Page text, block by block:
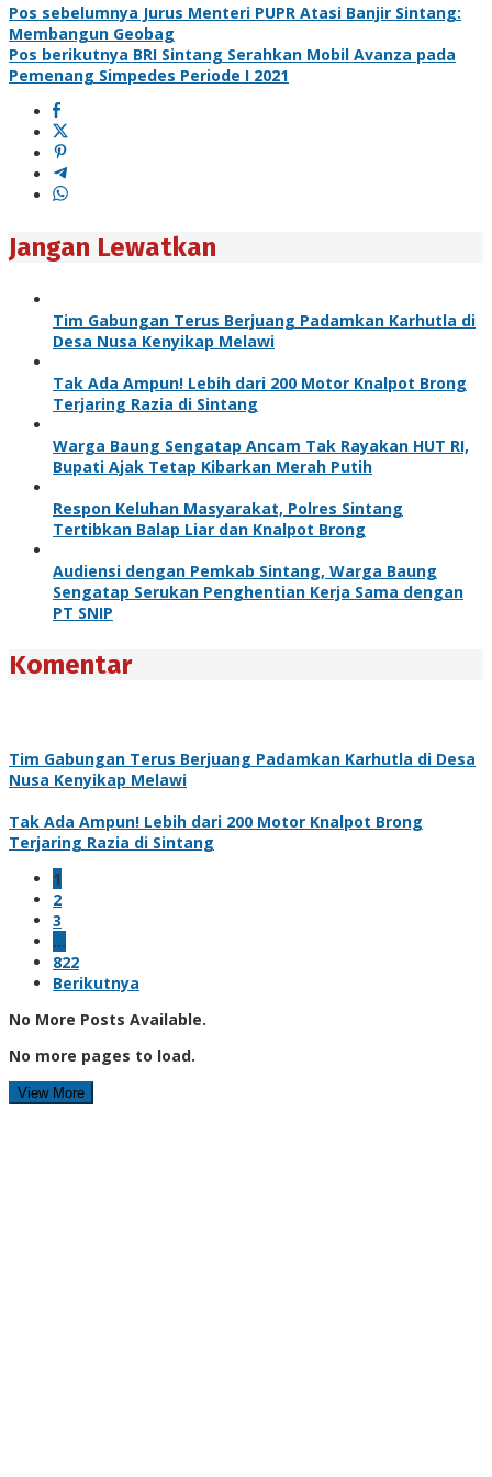
Pos sebelumnya Jurus Menteri PUPR Atasi Banjir Sintang:
Membangun Geobag
Pos berikutnya BRI Sintang Serahkan Mobil Avanza pada
Pemenang Simpedes Periode I 2021
Jangan Lewatkan
Tim Gabungan Terus Berjuang Padamkan Karhutla di
Desa Nusa Kenyikap Melawi
Tak Ada Ampun! Lebih dari 200 Motor Knalpot Brong
Terjaring Razia di Sintang
Warga Baung Sengatap Ancam Tak Rayakan HUT RI,
Bupati Ajak Tetap Kibarkan Merah Putih
Respon Keluhan Masyarakat, Polres Sintang
Tertibkan Balap Liar dan Knalpot Brong
Audiensi dengan Pemkab Sintang, Warga Baung
Sengatap Serukan Penghentian Kerja Sama dengan
PT SNIP
Komentar
Tim Gabungan Terus Berjuang Padamkan Karhutla di Desa
Nusa Kenyikap Melawi
Tak Ada Ampun! Lebih dari 200 Motor Knalpot Brong
Terjaring Razia di Sintang
1
2
3
…
822
Berikutnya
No More Posts Available.
No more pages to load.
View More